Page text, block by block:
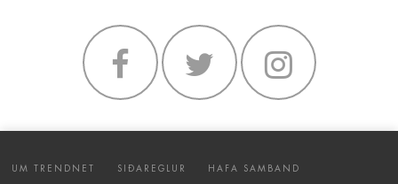
UM TRENDNET SIÐAREGLUR HAFA SAMBAND